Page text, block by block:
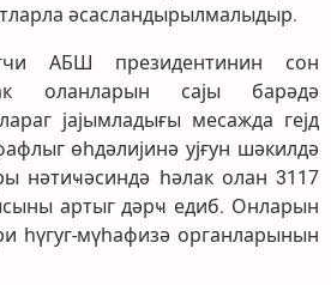
әсасландырылмалыдыр.
АБШ президентинин сон
оланларын сајы барәдә
јајымладығы месажда гејд
өһдәлијинә ујғун шәкилдә
нәтиҹәсиндә һәлак олан 3117
артыг дәрҹ едиб. Онларын
һүгуг-мүһафизә органларынын